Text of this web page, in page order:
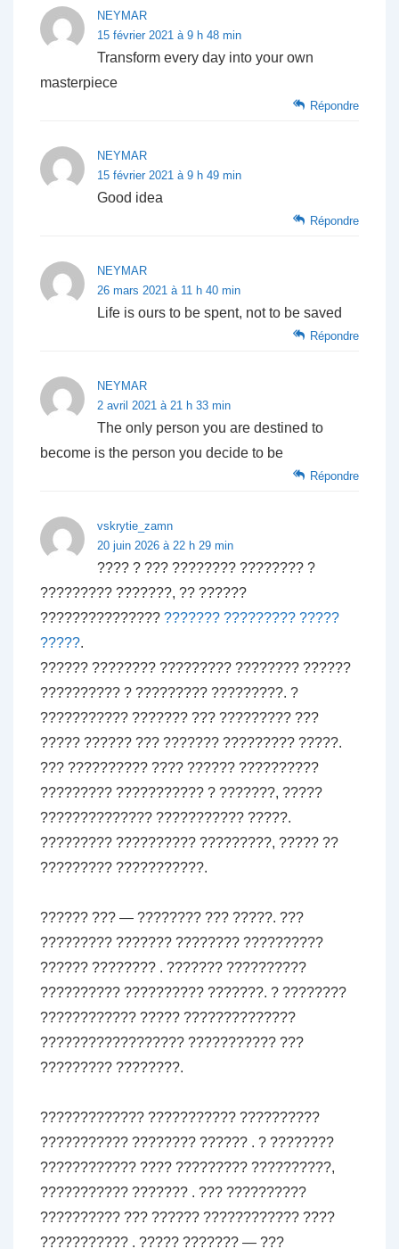
NEYMAR
15 février 2021 à 9 h 48 min
Transform every day into your own
masterpiece
Répondre
NEYMAR
15 février 2021 à 9 h 49 min
Good idea
Répondre
NEYMAR
26 mars 2021 à 11 h 40 min
Life is ours to be spent, not to be saved
Répondre
NEYMAR
2 avril 2021 à 21 h 33 min
The only person you are destined to
become is the person you decide to be
Répondre
vskrytie_zamn
20 juin 2026 à 22 h 29 min
???? ? ??? ???????? ???????? ?
????????? ???????, ?? ??????
??????????????? ??????? ????????? ?????
?????.
?????? ???????? ????????? ???????? ??????
?????????? ? ????????? ?????????. ?
??????????? ??????? ??? ????????? ???
????? ?????? ??? ??????? ????????? ?????.
??? ?????????? ???? ?????? ??????????
????????? ??????????? ? ???????, ?????
?????????????? ??????????? ?????.
????????? ?????????? ?????????, ????? ??
????????? ???????????.
?????? ??? — ???????? ??? ?????. ???
????????? ??????? ???????? ??????????
?????? ???????? . ??????? ??????????
?????????? ?????????? ???????. ? ????????
???????????? ????? ??????????????
?????????????????? ??????????? ???
????????? ????????.
????????????? ??????????? ??????????
??????????? ???????? ?????? . ? ????????
???????????? ???? ????????? ??????????,
??????????? ??????? . ??? ??????????
?????????? ??? ?????? ???????????? ????
??????????? . ????? ??????? — ???